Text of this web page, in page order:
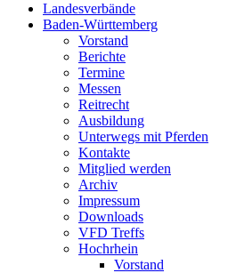
Landesverbände
Baden-Württemberg
Vorstand
Berichte
Termine
Messen
Reitrecht
Ausbildung
Unterwegs mit Pferden
Kontakte
Mitglied werden
Archiv
Impressum
Downloads
VFD Treffs
Hochrhein
Vorstand